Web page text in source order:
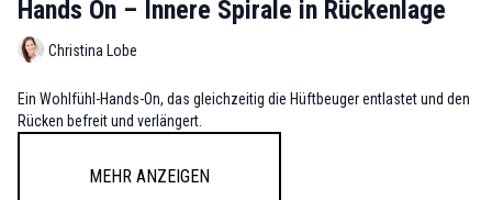
Hands On – Innere Spirale in Rückenlage
Christina Lobe
Ein Wohlfühl-Hands-On, das gleichzeitig die Hüftbeuger entlastet und den
Rücken befreit und verlängert.
Mehr anzeigen